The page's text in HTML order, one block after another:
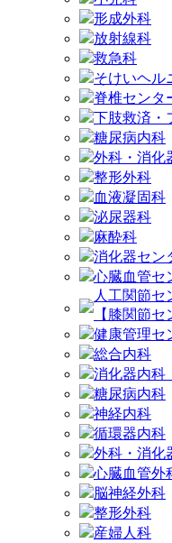
形成外科
放射線科
救急科
そけいヘル
脊椎センタ
下肢救済・
糖尿病内科
外科・消化
整形外科
血液凝固科
泌尿器科
麻酔科
消化器セン
心臓血管セ
人工関節セ
【膝関節セ
健康管理セ
総合内科
消化器内科
糖尿病内科
神経内科
循環器内科
外科・消化
心臓血管外
脳神経外科
整形外科
産婦人科